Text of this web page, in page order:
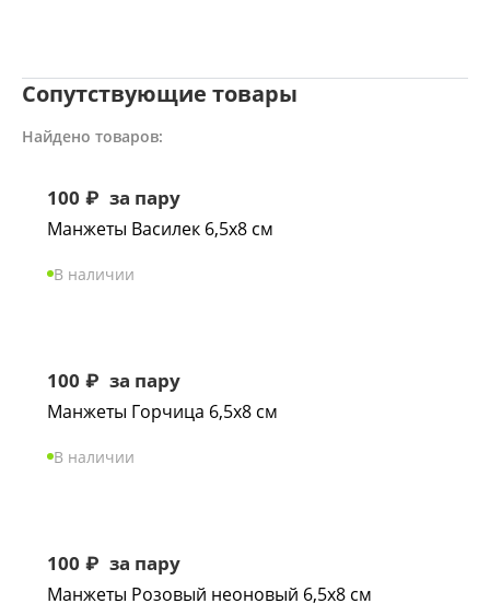
Сопутствующие товары
Найдено товаров:
100 ₽ за пару
Манжеты Василек 6,5х8 см
В наличии
100 ₽ за пару
Манжеты Горчица 6,5х8 см
В наличии
100 ₽ за пару
Манжеты Розовый неоновый 6,5х8 см